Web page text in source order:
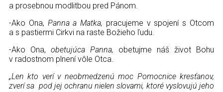
a prosebnou modlitbou pred Pánom.
-Ako Ona, Panna a Matka, pracujeme v spojení s Otcom
a s pastiermi Cirkvi na raste Božieho ľudu.
-Ako Ona, obetujúca Panna, obetujme náš život Bohu
v radostnom plnení vôle Otca.
„Len kto verí v neobmedzenú moc Pomocnice kresťanov,
zverí sa pod jej ochranu nielen slovami, ktoré vyslovujú jeho